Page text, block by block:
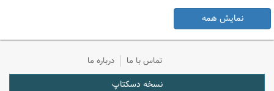
نمایش همه
تماس با ما درباره ما
نسخه دسکتاپ